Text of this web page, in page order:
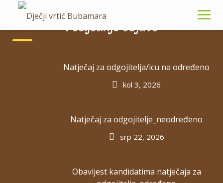
content
Godišnji planovi
Godišnji plan i program rada DV BUBAMARA za
Godišnji plan i program rada za 2024./2025.
Posljednje objave
Natječaj za odgojitelja/icu na određeno
kol 3, 2026
Natječaj za odgojitelje_neodređeno
srp 22, 2026
Obavijest kandidatima natječaja za